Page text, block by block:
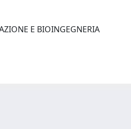
E BIOINGEGNERIA